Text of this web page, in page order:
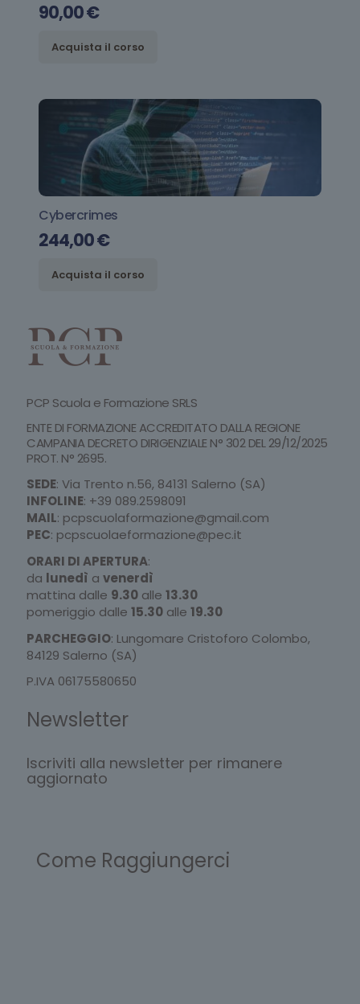
90,00€
Acquista il corso
Cybercrimes
244,00€
Acquista il corso
PCP Scuola e Formazione SRLS
ENTE DI FORMAZIONE ACCREDITATO DALLA REGIONE
CAMPANIA DECRETO DIRIGENZIALE N° 302 DEL 29/12/2025
PROT. N° 2695.
SEDE: Via Trento n.56, 84131 Salerno (SA)
INFOLINE: +39 089.2598091
MAIL: pcpscuolaformazione@gmail.com
PEC: pcpscuolaeformazione@pec.it
ORARI DI APERTURA:
da lunedì a venerdì
mattina dalle 9.30 alle 13.30
pomeriggio dalle 15.30 alle 19.30
PARCHEGGIO: Lungomare Cristoforo Colombo,
84129 Salerno (SA)
P.IVA 06175580650
Newsletter
Iscriviti alla newsletter per rimanere
aggiornato
Come Raggiungerci